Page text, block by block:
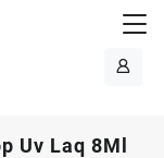
Uv Laq 8Ml